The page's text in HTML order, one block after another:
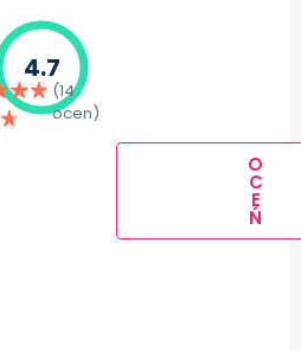
4.7
(14
ocen)
O
C
E
Ń